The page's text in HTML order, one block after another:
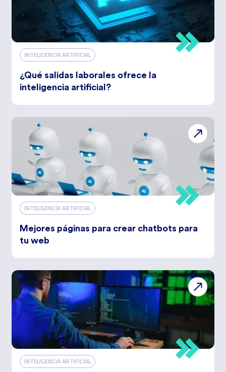
INTELIGENCIA ARTIFICIAL
¿Qué salidas laborales ofrece la
inteligencia artificial?
INTELIGENCIA ARTIFICIAL
Mejores páginas para crear chatbots para
tu web
INTELIGENCIA ARTIFICIAL